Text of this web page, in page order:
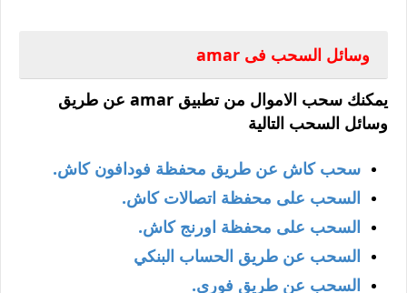
وسائل السحب فى amar
يمكنك سحب الاموال من تطبيق amar عن طريق
وسائل السحب التالية
سحب كاش عن طريق محفظة فودافون كاش.
السحب على محفظة اتصالات كاش.
السحب على محفظة اورنج كاش.
السحب عن طريق الحساب البنكي
السحب عن طريق فورى.